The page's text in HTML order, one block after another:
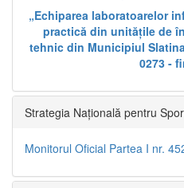
„Echiparea laboratoarelor
practică din unitățile de
tehnic din Municipiul
0273 -
Strategia Națională pentru
Monitorul Oficial Partea I nr.